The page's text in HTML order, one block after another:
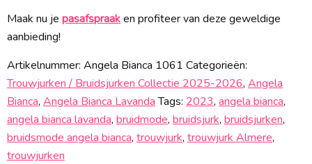
Maak nu je pasafspraaken profiteer van deze geweldige
aanbieding!
Artikelnummer: Angela Bianca 1061 Categorieën:
Trouwjurken / Bruidsjurken Collectie 2025-2026, Angela
Bianca, Angela Bianca Lavanda Tags: 2023, angela bianca,
angela bianca lavanda, bruidmode, bruidsjurk, bruidsjurken,
bruidsmode angela bianca, trouwjurk, trouwjurk Almere,
trouwjurken